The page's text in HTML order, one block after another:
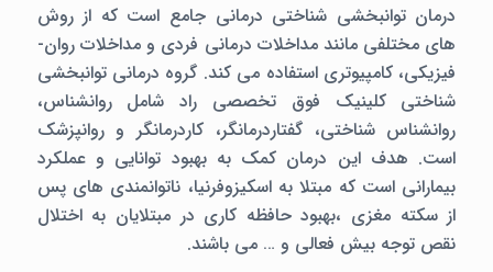
درمان توانبخشی شناختی درمانی جامع است که از روش
های مختلفی مانند مداخلات درمانی فردی و مداخلات روان-
فیزیکی، کامپیوتری استفاده می کند. گروه درمانی توانبخشی
شناختی کلینیک فوق تخصصی راد شامل روانشناس،
روانشناس شناختی، گفتاردرمانگر، کاردرمانگر و روانپزشک
است. هدف این درمان کمک به بهبود توانایی و عملکرد
بیمارانی است که مبتلا به اسکیزوفرنیا، ناتوانمندی های پس
از سکته مغزی ،بهبود حافظه کاری در مبتلایان به اختلال
نقص توجه بیش فعالی و … می باشند.